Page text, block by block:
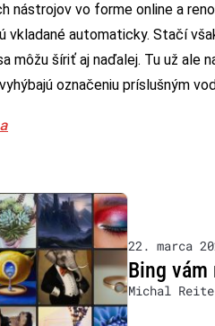
nástrojov vo forme online a
vkladané automaticky. Stačí
môžu šíriť aj naďalej. Tu už
označeniu príslušným
22. marca
Bing
Michal